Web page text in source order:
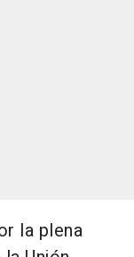
la plena